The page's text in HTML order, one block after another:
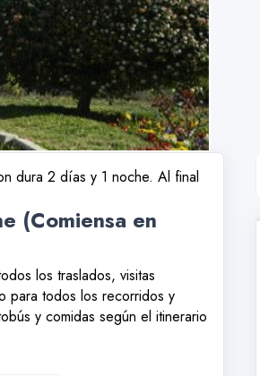
dura 2 días y 1 noche. Al final
(Comiensa en
los traslados, visitas
para todos los recorridos y
y comidas según el itinerario